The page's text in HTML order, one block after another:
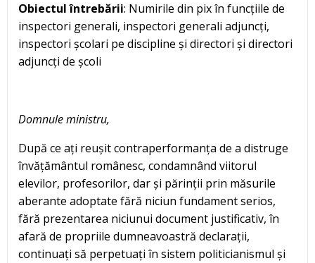
Obiectul întrebării: Numirile din pix în funcțiile de
inspectori generali, inspectori generali adjuncți,
inspectori școlari pe discipline și directori și directori
adjuncți de școli
Domnule ministru,
După ce ați reușit contraperformanța de a distruge
învățământul românesc, condamnând viitorul
elevilor, profesorilor, dar și părinții prin măsurile
aberante adoptate fără niciun fundament serios,
fără prezentarea niciunui document justificativ, în
afară de propriile dumneavoastră declarații,
continuați să perpetuați în sistem politicianismul și